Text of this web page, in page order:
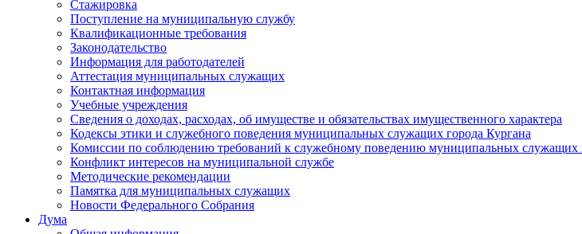
Стажировка
Поступление на муниципальную службу
Квалификационные требования
Законодательство
Информация для работодателей
Аттестация муниципальных служащих
Контактная информация
Учебные учреждения
Сведения о доходах, расходах, об имуществе и обязательствах имущественного характера
Кодексы этики и служебного поведения муниципальных служащих города Кургана
Комиссии по соблюдению требований к служебному поведению муниципальных
Конфликт интересов на муниципальной службе
Методические рекомендации
Памятка для муниципальных служащих
Новости Федерального Cобрания
Дума